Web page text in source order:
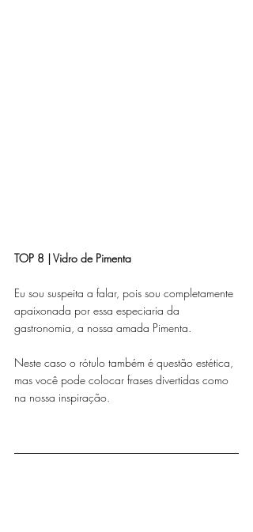
TOP 8 | Vidro de Pimenta
Eu sou suspeita a falar, pois sou completamente
apaixonada por essa especiaria da
gastronomia, a nossa amada Pimenta.
Neste caso o rótulo também é questão estética,
mas você pode colocar frases divertidas como
na nossa inspiração.